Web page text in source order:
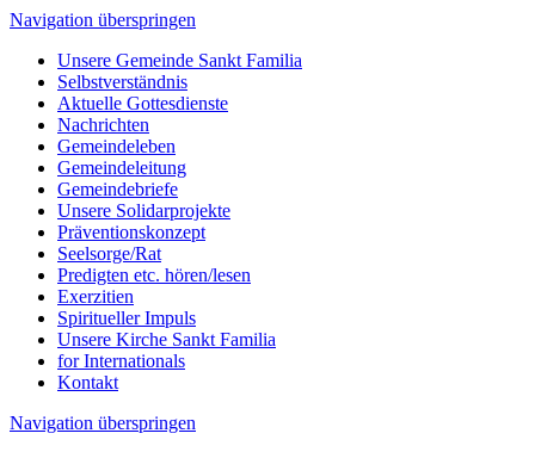
Navigation überspringen
Unsere Gemeinde Sankt Familia
Selbstverständnis
Aktuelle Gottesdienste
Nachrichten
Gemeindeleben
Gemeindeleitung
Gemeindebriefe
Unsere Solidarprojekte
Präventionskonzept
Seelsorge/Rat
Predigten etc. hören/lesen
Exerzitien
Spiritueller Impuls
Unsere Kirche Sankt Familia
for Internationals
Kontakt
Navigation überspringen